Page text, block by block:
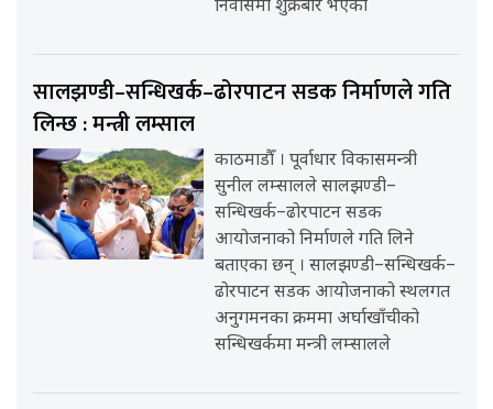
निवासमा शुक्रबार भएको
सालझण्डी–सन्धिखर्क–ढोरपाटन सडक निर्माणले गति
लिन्छ : मन्त्री लम्साल
काठमाडौँ । पूर्वाधार विकासमन्त्री
सुनील लम्सालले सालझण्डी–
सन्धिखर्क–ढोरपाटन सडक
आयोजनाको निर्माणले गति लिने
बताएका छन् । सालझण्डी–सन्धिखर्क–
ढोरपाटन सडक आयोजनाको स्थलगत
अनुगमनका क्रममा अर्घाखाँचीको
सन्धिखर्कमा मन्त्री लम्सालले